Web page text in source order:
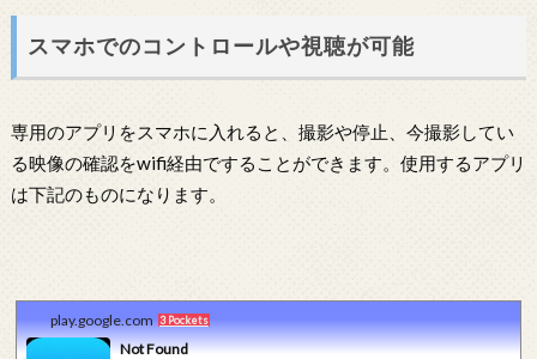
スマホでのコントロールや視聴が可能
専用のアプリをスマホに入れると、撮影や停止、今撮影してい
る映像の確認をwifi経由ですることができます。使用するアプリ
は下記のものになります。
play.google.com 3 Pockets
Not Found